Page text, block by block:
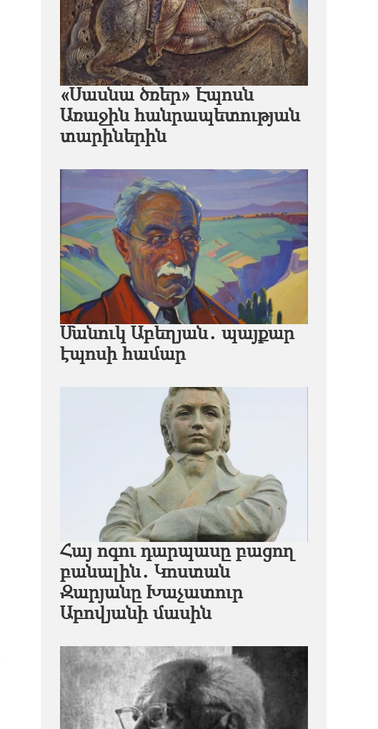
«Սասնա ծռեր» Էպոսն
Առաջին հանրապետության
տարիներին
Մանուկ Աբեղյան․ պայքար
էպոսի համար
Հայ ոգու դարպասը բացող
բանալին․ Կոստան
Զարյանը Խաչատուր
Աբովյանի մասին